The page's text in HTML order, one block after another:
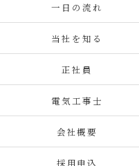
一日の流れ
当社を知る
正社員
電気工事士
会社概要
採用申込